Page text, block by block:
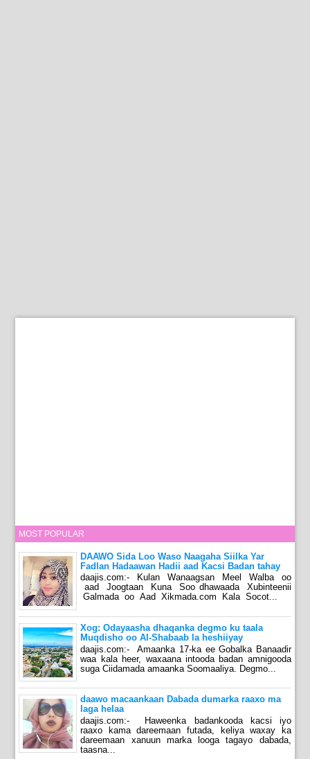
MOST POPULAR
DAAWO Sida Loo Waso Naagaha Siilka Yar
Fadlan Hadaawan Hadii aad Kacsi Badan tahay
daajis.com:- Kulan Wanaagsan Meel Walba oo
aad Joogtaan Kuna Soo dhawaada Xubinteenii
Galmada oo Aad Xikmada.com Kala Socot...
Xog: Odayaasha dhaqanka degmo ku taala
Muqdisho oo Al-Shabaab la heshiiyay
daajis.com:- Amaanka 17-ka ee Gobalka Banaadir
waa kala heer, waxaana intooda badan amnigooda
suga Ciidamada amaanka Soomaaliya. Degmo...
daawo macaankaan Dabada dumarka raaxo ma
laga helaa
daajis.com:- Haweenka badankooda kacsi iyo
raaxo kama dareemaan futada, keliya waxay ka
dareemaan xanuun marka looga tagayo dabada,
taasna...